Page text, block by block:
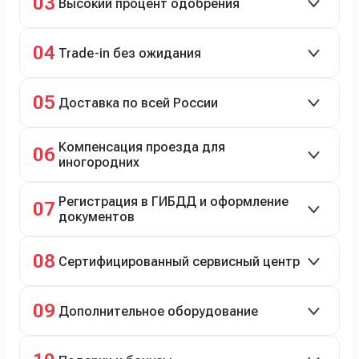
рассрочка 0% на 2 года при первом взносе 35–50%.
Высокий процент одобрения
04 Trade-in без ожидания
05 Доставка по всей России
06 Компенсация проезда для
иногородних
07 Регистрация в ГИБДД и оформление
документов
08 Сертифицированный сервисный центр
технический ремонт.
09 Дополнительное оборудование